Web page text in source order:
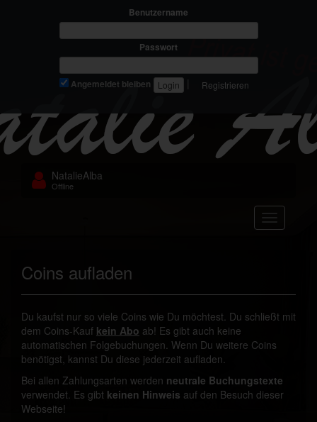
Benutzername
Passwort
Angemeldet bleiben Registrieren
NatalieAlba
Offline
Coins aufladen
Du kaufst nur so viele Coins wie Du möchtest. Du schließt mit
dem Coins-Kauf kein Abo ab! Es gibt auch keine
automatischen Folgebuchungen. Wenn Du weitere Coins
benötigst, kannst Du diese jederzeit aufladen.
Bei allen Zahlungsarten werden neutrale Buchungstexte
verwendet. Es gibt keinen Hinweis auf den Besuch dieser
Webseite!